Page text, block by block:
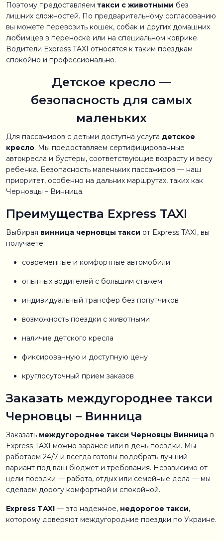
Поэтому предоставляем такси с животными без
лишних сложностей. По предварительному согласованию
вы можете перевозить кошек, собак и других домашних
любимцев в переноске или на специальном коврике.
Водители Express TAXI относятся к таким поездкам
спокойно и профессионально.
Детское кресло —
безопасность для самых
маленьких
Для пассажиров с детьми доступна услуга детское
кресло. Мы предоставляем сертифицированные
автокресла и бустеры, соответствующие возрасту и весу
ребенка. Безопасность маленьких пассажиров — наш
приоритет, особенно на дальних маршрутах, таких как
Черновцы – Винница.
Преимущества Express TAXI
Выбирая винница черновцы такси от Express TAXI, вы
получаете:
современные и комфортные автомобили
опытных водителей с большим стажем
индивидуальный трансфер без попутчиков
возможность поездки с животными
наличие детского кресла
фиксированную и доступную цену
круглосуточный прием заказов
Заказать междугороднее такси
Черновцы – Винница
Заказать междугороднее такси Черновцы Винница в
Express TAXI можно заранее или в день поездки. Мы
работаем 24/7 и всегда готовы подобрать лучший
вариант под ваш бюджет и требования. Независимо от
цели поездки — работа, отдых или семейные дела — мы
сделаем дорогу комфортной и спокойной.
Express TAXI — это надежное, недорогое такси,
которому доверяют междугородние поездки по Украине.